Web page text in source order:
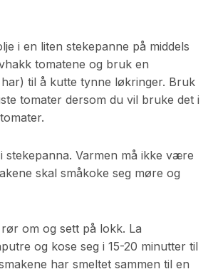
i en liten stekepanne på middels
tomatene og bruk en
til å kutte tynne løkringer. Bruk
tomater dersom du vil bruke det i
stekepanna. Varmen må ikke være
skal småkoke seg møre og
om og sett på lokk. La
og kose seg i 15-20 minutter til
har smeltet sammen til en